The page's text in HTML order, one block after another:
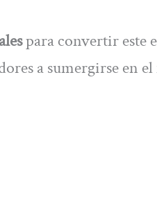
para convertir este
a sumergirse en